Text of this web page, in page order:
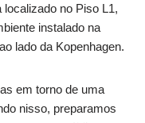
no Piso L1,
instalado na
lado da Kopenhagen.
em torno de uma
nisso, preparamos